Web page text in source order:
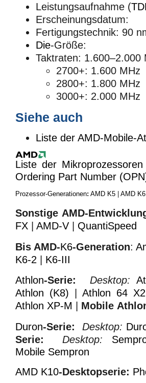
Leistungsaufnahme (
Erscheinungsdatum:
Fertigungstechnik: 90
Die-Größe:
Taktraten: 1.600–2.000
2700+: 1.600 MHz
2800+: 1.800 MHz
3000+: 2.000 MHz
Siehe auch
Liste der AMD-Mobile-
Liste der
Ordering Part Number
Prozessor-Generationen: AMD K5 AMD K6
Sonstige AMD-
FX
AMD-V
QuantiSpeed
Bis AMD-K6-Generation:
K6-2 | K6-III
Athlon-Serie: Desktop:
Athlon (K8) |Athlon 64 X2
Athlon XP-M
Mobile
Duron-Serie: Desktop:
Serie:
Desktop:
Mobile Sempron
AMD K10-Desktopserie: